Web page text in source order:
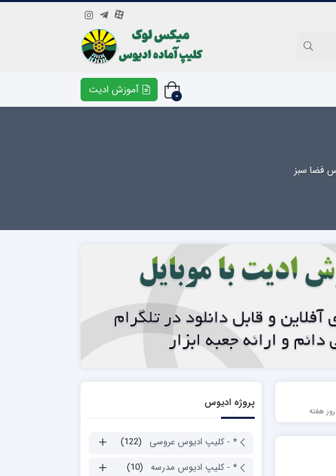
0 آموزش ادیت
پروژه ادیوس
* - کلیپ ادیوس عروسی
(122)
* - کلیپ ادیوس مدرسه (10)